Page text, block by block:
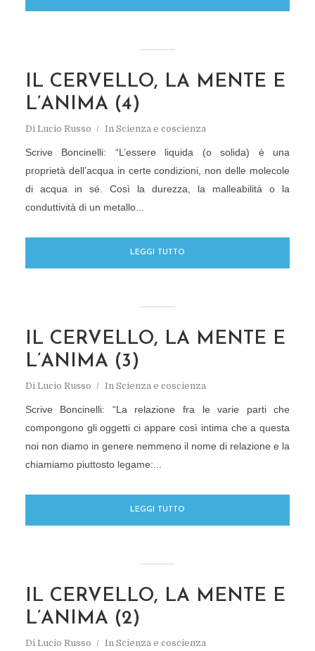
IL CERVELLO, LA MENTE E
L’ANIMA (4)
Di Lucio Russo In Scienza e coscienza
Scrive Boncinelli: “L’essere liquida (o solida) è una
proprietà dell’acqua in certe condizioni, non delle molecole
di acqua in sé. Così la durezza, la malleabilità o la
conduttività di un metallo...
LEGGI TUTTO
IL CERVELLO, LA MENTE E
L’ANIMA (3)
Di Lucio Russo In Scienza e coscienza
Scrive Boncinelli: “La relazione fra le varie parti che
compongono gli oggetti ci appare così intima che a questa
noi non diamo in genere nemmeno il nome di relazione e la
chiamiamo piuttosto legame:...
LEGGI TUTTO
IL CERVELLO, LA MENTE E
L’ANIMA (2)
Di Lucio Russo In Scienza e coscienza